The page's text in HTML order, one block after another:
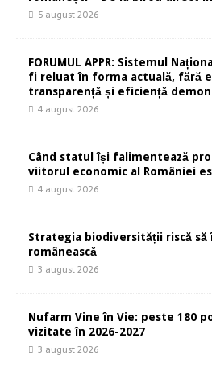
5 august 2026
FORUMUL APPR: Sistemul
fi reluat în forma actuală, fără
transparență și eficiență
4 august 2026
Când statul își falimentează
viitorul economic al României
4 august 2026
Strategia biodiversității riscă
românească
3 august 2026
Nufarm Vine în Vie: peste 180
vizitate în 2026-2027
3 august 2026